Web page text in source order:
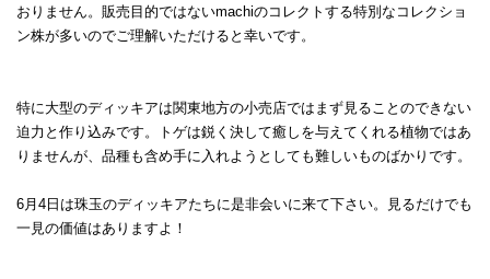
おりません。販売目的ではないmachiのコレクトする特別なコレクショ
ン株が多いのでご理解いただけると幸いです。
特に大型のディッキアは関東地方の小売店ではまず見ることのできない
迫力と作り込みです。トゲは鋭く決して癒しを与えてくれる植物ではあ
りませんが、品種も含め手に入れようとしても難しいものばかりです。
6月4日は珠玉のディッキアたちに是非会いに来て下さい。見るだけでも
一見の価値はありますよ！